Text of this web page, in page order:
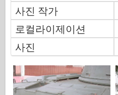
사진 작가
로컬라이제이션
사진